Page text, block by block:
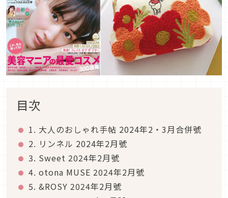
目次
1. 大人のおしゃれ手帖 2024年2・3月合併號
2. リンネル 2024年2月號
3. Sweet 2024年2月號
4. otona MUSE 2024年2月號
5. &ROSY 2024年2月號